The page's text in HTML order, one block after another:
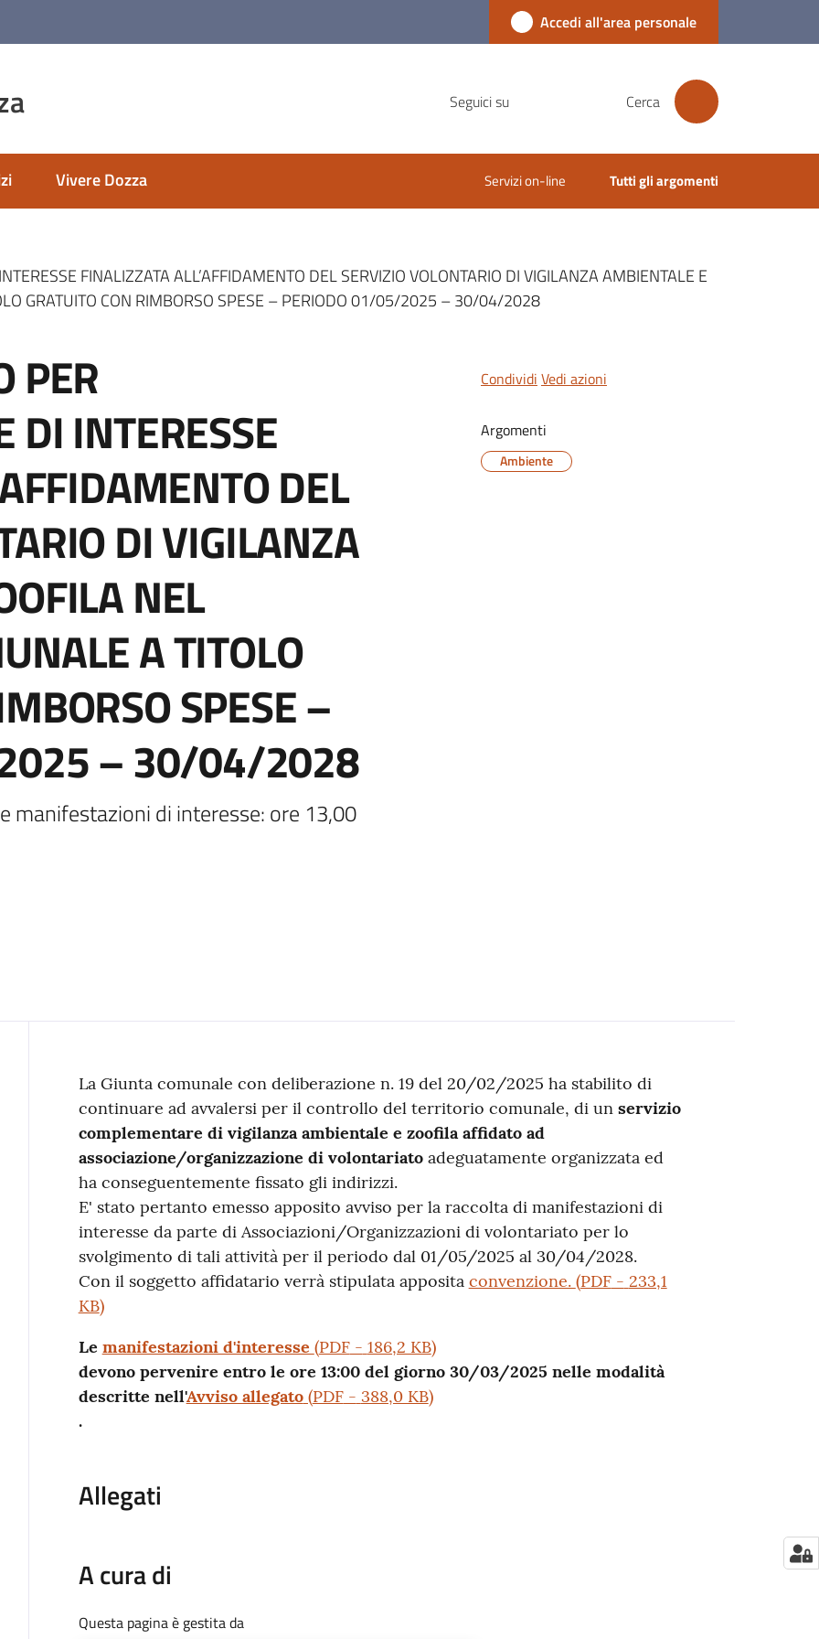
Accedi all'area personale
Seguici su Cerca
Vivere Dozza Servizi on-line Tutti gli argomenti
FINALIZZATA ALL’AFFIDAMENTO DEL SERVIZIO VOLONTARIO DI VIGILANZA AMBIENTALE E
GRATUITO CON RIMBORSO SPESE – PERIODO 01/05/2025 – 30/04/2028
PER
DI INTERESSE
DEL
DI VIGILANZA
NEL
A TITOLO
SPESE –
– 30/04/2028
manifestazioni di interesse: ore 13,00
Condividi Vedi azioni
Argomenti
Ambiente
Contenuto
La Giunta comunale con deliberazione n. 19 del 20/02/2025 ha stabilito di
continuare ad avvalersi per il controllo del territorio comunale, di un servizio
complementare di vigilanza ambientale e zoofila affidato ad
associazione/organizzazione di volontariatoadeguatamente organizzata ed
ha conseguentemente fissato gli indirizzi.
E' stato pertanto emesso apposito avviso per la raccolta di manifestazioni di
interesse da parte di Associazioni/Organizzazioni di volontariato per lo
svolgimento di tali attività per il periodo dal 01/05/2025 al 30/04/2028.
Con il soggetto affidatario verrà stipulata apposita convenzione. (PDF- 233,1
KB)
Le manifestazioni d'interesse (PDF- 186,2 KB)
devono pervenire entro le ore 13:00 del giorno 30/03/2025 nelle modalità
descritte nell'Avviso allegato(PDF- 388,0 KB)
.
Allegati
A cura di
Questa pagina è gestita da